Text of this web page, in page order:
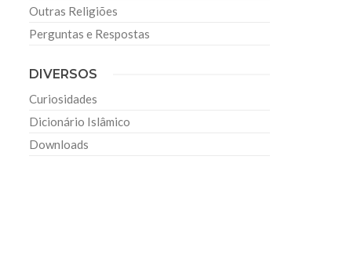
Outras Religiões
Perguntas e Respostas
DIVERSOS
Curiosidades
Dicionário Islâmico
Downloads